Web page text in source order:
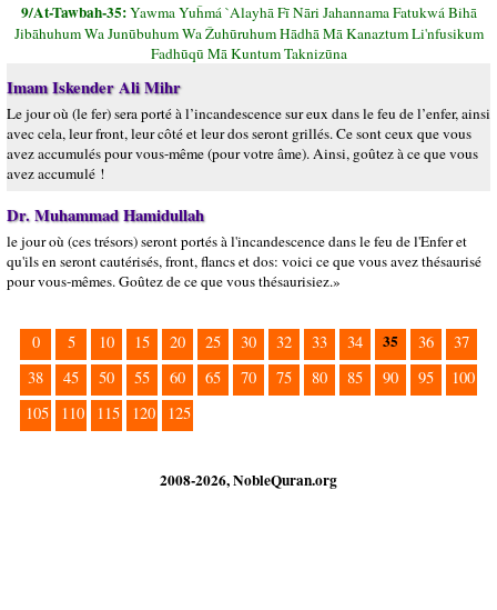
9/At-Tawbah-35:Yawma Yuĥmá `Alayhā Fī Nāri Jahannama Fatukwá Bihā
Jibāhuhum Wa Junūbuhum Wa Žuhūruhum Hādhā Mā Kanaztum Li'nfusikum
Fadhūqū Mā Kuntum Taknizūna
Imam Iskender Ali Mihr
Le jour où (le fer) sera porté à l’incandescence sur eux dans le feu de l’enfer, ainsi
avec cela, leur front, leur côté et leur dos seront grillés. Ce sont ceux que vous
avez accumulés pour vous-même (pour votre âme). Ainsi, goûtez à ce que vous
avez accumulé !
Dr. Muhammad Hamidullah
le jour où (ces trésors) seront portés à l'incandescence dans le feu de l'Enfer et
qu'ils en seront cautérisés, front, flancs et dos: voici ce que vous avez thésaurisé
pour vous-mêmes. Goûtez de ce que vous thésaurisiez.»
0 5 10 15 20 25 30 32 33 34 35 36
37
38
45 50 55 60 65 70 75 80 85 90 95
100
105
110 115 120 125
2008-2026, NobleQuran.org